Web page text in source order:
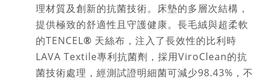
理材質及創新的抗菌技術。 床墊的多層次結構 ，
提供極致的舒適性且守護健康。 長毛絨與超柔軟
的TENCEL® 天絲布 ，注入了長效性的比利時
LAVA Textile專利抗菌劑 ，採用ViroClean的抗
菌技術處理 ，經測試證明細菌可減少98.43% ，不